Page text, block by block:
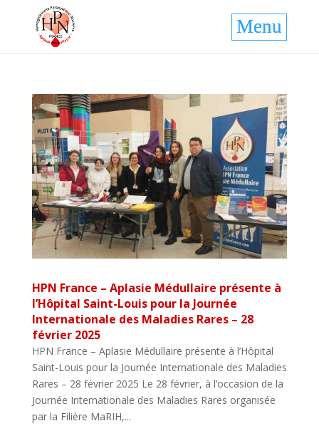
HPN France – Aplasie Médullaire présente à
l’Hôpital Saint-Louis pour la Journée
Internationale des Maladies Rares – 28
février 2025
HPN France – Aplasie Médullaire présente à l’Hôpital
Saint-Louis pour la Journée Internationale des Maladies
Rares – 28 février 2025 Le 28 février, à l’occasion de la
Journée Internationale des Maladies Rares organisée
par la Filière MaRIH,...